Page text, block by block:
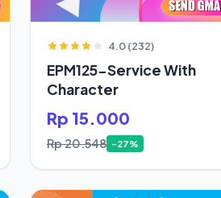
4.0 (232)
EPM125-Service With
Character
Rp 15.000
Rp 20.548 -27%